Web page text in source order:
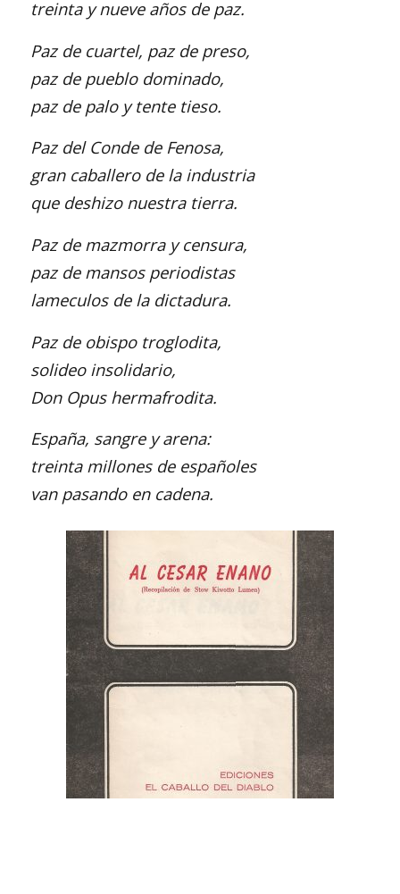
treinta y nueve años de paz.
Paz de cuartel, paz de preso,
paz de pueblo dominado,
paz de palo y tente tieso.
Paz del Conde de Fenosa,
gran caballero de la industria
que deshizo nuestra tierra.
Paz de mazmorra y censura,
paz de mansos periodistas
lameculos de la dictadura.
Paz de obispo troglodita,
solideo insolidario,
Don Opus hermafrodita.
España, sangre y arena:
treinta millones de españoles
van pasando en cadena.